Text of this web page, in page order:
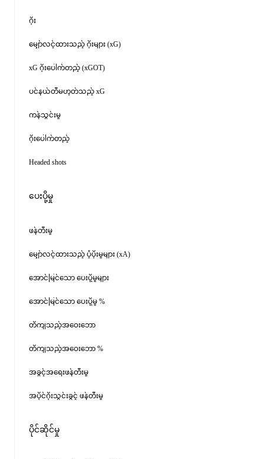
ဂိုး
မျှော်လင့်ထားသည့် ဂိုးများ (xG)
xG ဂိုးပေါက်တည့် (xGOT)
ပင်နယ်တီမဟုတ်သည့် xG
ကန်သွင်းမှု
ဂိုးပေါက်တည့်
Headed shots
ပေးပို့မှု
ဖန်တီးမှု
မျှော်လင့်ထားသည့် ပံ့ပိုးမှုများ (xA)
အောင်မြင်သော ပေးပို့မှုများ
အောင်မြင်သော ပေးပို့မှု %
တိကျသည့်အဝေးဘော
တိကျသည့်အဝေးဘော %
အခွင့်အရေးဖန်တီးမှု
အပိုင်ဂိုးသွင်းခွင့် ဖန်တီးမှု
ပိုင်ဆိုင်မှု